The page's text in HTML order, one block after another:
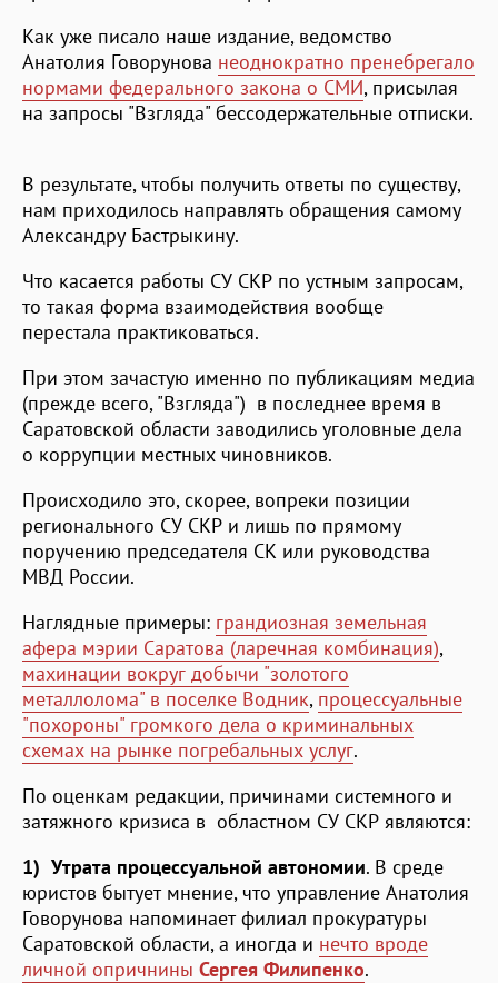
Как уже писало наше издание, ведомство
Анатолия Говорунова неоднократно пренебрегало
нормами федерального закона о СМИ, присылая
на запросы "Взгляда" бессодержательные отписки.
В результате, чтобы получить ответы по существу,
нам приходилось направлять обращения самому
Александру Бастрыкину.
Что касается работы СУ СКР по устным запросам,
то такая форма взаимодействия вообще
перестала практиковаться.
При этом зачастую именно по публикациям медиа
(прежде всего, "Взгляда") в последнее время в
Саратовской области заводились уголовные дела
о коррупции местных чиновников.
Происходило это, скорее, вопреки позиции
регионального СУ СКР и лишь по прямому
поручению председателя СК или руководства
МВД России.
Наглядные примеры: грандиозная земельная
афера мэрии Саратова (ларечная комбинация),
махинации вокруг добычи "золотого
металлолома" в поселке Водник, процессуальные
"похороны" громкого дела о криминальных
схемах на рынке погребальных услуг.
По оценкам редакции, причинами системного и
затяжного кризиса в областном СУ СКР являются:
1) Утрата процессуальной автономии. В среде
юристов бытует мнение, что управление Анатолия
Говорунова напоминает филиал прокуратуры
Саратовской области, а иногда и нечто вроде
личной опричнины Сергея Филипенко.